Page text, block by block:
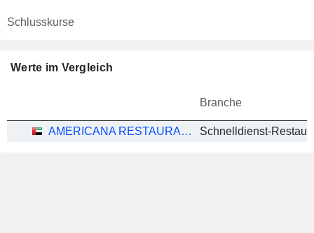
Schlusskurse
Werte im Vergleich
Branche
AMERICANA RESTAURANTS INTERNATIONAL PLC Schnelldienst-